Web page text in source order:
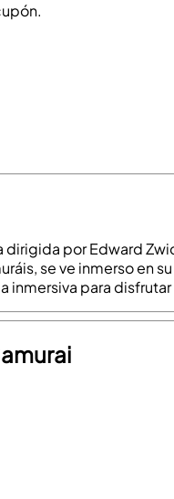
por Edward
se ve inmerso en
para